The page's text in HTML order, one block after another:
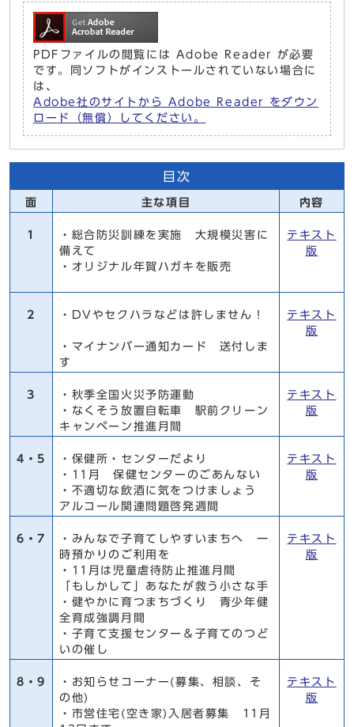
PDFファイルの閲覧には Adobe Reader が必要
です。同ソフトがインストールされていない場合に
は、
Adobe社のサイトから Adobe Reader をダウン
ロード（無償）してください。
目次
面 主な項目 内容
1
・総合防災訓練を実施 大規模災害に
備えて
・オリジナル年賀ハガキを販売
テキスト
版
2 ・DVやセクハラなどは許しません！
・マイナンバー通知カード 送付しま
す
テキスト
版
3
・秋季全国火災予防運動
・なくそう放置自転車 駅前クリーン
キャンペーン推進月間
テキスト
版
4・5
・保健所・センターだより
・11月 保健センターのごあんない
・不適切な飲酒に気をつけましょう
アルコール関連問題啓発週間
テキスト
版
6・7
・みんなで子育てしやすいまちへ 一
時預かりのご利用を
・11月は児童虐待防止推進月間
「もしかして」あなたが救う小さな手
・健やかに育つまちづくり 青少年健
全育成強調月間
・子育て支援センター＆子育てのつど
いの催し
テキスト
版
8・9
・お知らせコーナー(募集、相談、そ
の他)
・市営住宅(空き家)入居者募集 11月
テキスト
版